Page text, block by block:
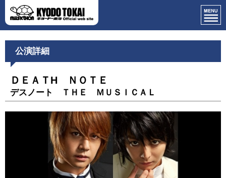
公演詳細
ＤＥＡＴH ＮＯＴＥ
デスノート ＴＨＥ ＭＵＳＩＣＡＬ